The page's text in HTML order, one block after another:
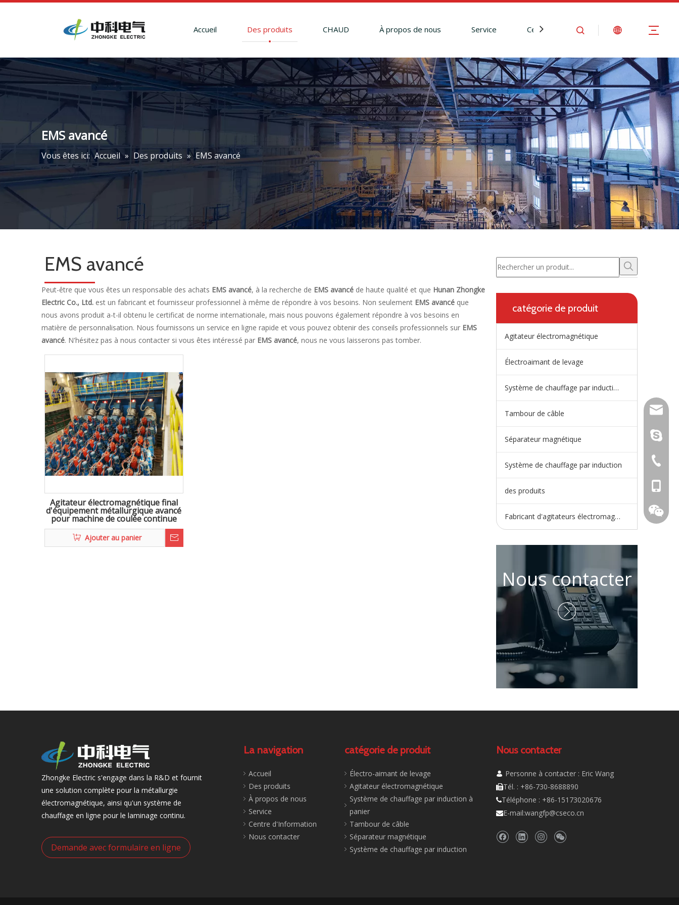
Accueil Des produits CHAUD À propos de nous Service Centre d'Information Nous
EMS avancé
Vous êtes ici: Accueil » Des produits » EMS avancé
EMS avancé
Peut-être que vous êtes un responsable des achats EMS avancé, à la recherche de EMS avancé de haute qualité et que Hunan Zhongke
Electric Co., Ltd. est un fabricant et fournisseur professionnel à même de répondre à vos besoins. Non seulement EMS avancé que
nous avons produit a-t-il obtenu le certificat de norme internationale, mais nous pouvons également répondre à vos besoins en
matière de personnalisation. Nous fournissons un service en ligne rapide et vous pouvez obtenir des conseils professionnels sur EMS
avancé. N'hésitez pas à nous contacter si vous êtes intéressé par EMS avancé, nous ne vous laisserons pas tomber.
Agitateur électromagnétique final
d'équipement métallurgique avancé
pour machine de coulée continue
Ajouter au panier
catégorie de produit
Agitateur électromagnétique
Électroaimant de levage
Système de chauffage par induction de répartiteur
Tambour de câble
Séparateur magnétique
Système de chauffage par induction
des produits
Fabricant d'agitateurs électromagnétiques
Nous contacter

Zhongke Electric s'engage dans la R&D et fournit
une solution complète pour la métallurgie
électromagnétique, ainsi qu'un système de
chauffage en ligne pour le laminage continu.
Demande avec formulaire en ligne
La navigation
Accueil
Des produits
À propos de nous
Service
Centre d'Information
Nous contacter
+86-
catégorie de produit
Électro-aimant de levage
Agitateur électromagnétique
Système de chauffage par induction à
panier
Tambour de câble
Séparateur magnétique
Système de chauffage par induction
Nous contacter
 Personne à contacter : Eric Wang
Tél. : +86-730-8688890
Téléphone : +86-15173020676
E-mail:wangfp@cseco.cn